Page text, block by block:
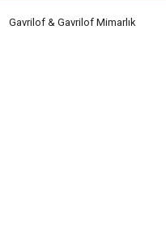
Gavrilof & Gavrilof Mimarlık